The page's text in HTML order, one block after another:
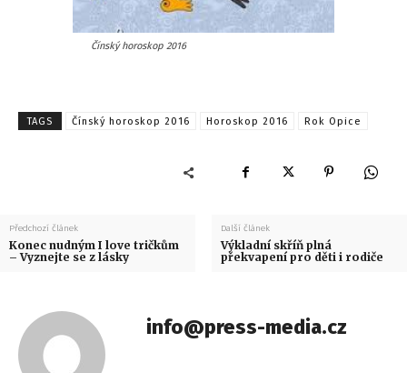
Čínský horoskop 2016
TAGS Čínský horoskop 2016 Horoskop 2016 Rok Opice
Předchozí článek
Konec nudným I love tričkům
– Vyznejte se z lásky
Další článek
Výkladní skříň plná
překvapení pro děti i rodiče
info@press-media.cz